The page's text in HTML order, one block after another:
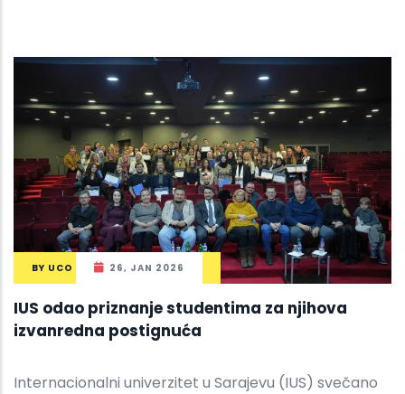
BY UCO 26, JAN 2026
IUS odao priznanje studentima za njihova
izvanredna postignuća
Internacionalni univerzitet u Sarajevu (IUS) svečano